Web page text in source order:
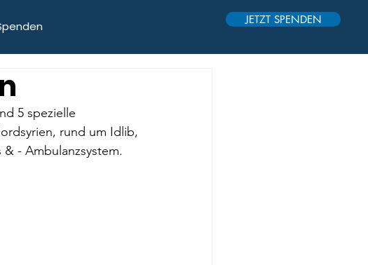
JETZT SPENDEN
5 spezielle
rund um Idlib,
- Ambulanzsystem.